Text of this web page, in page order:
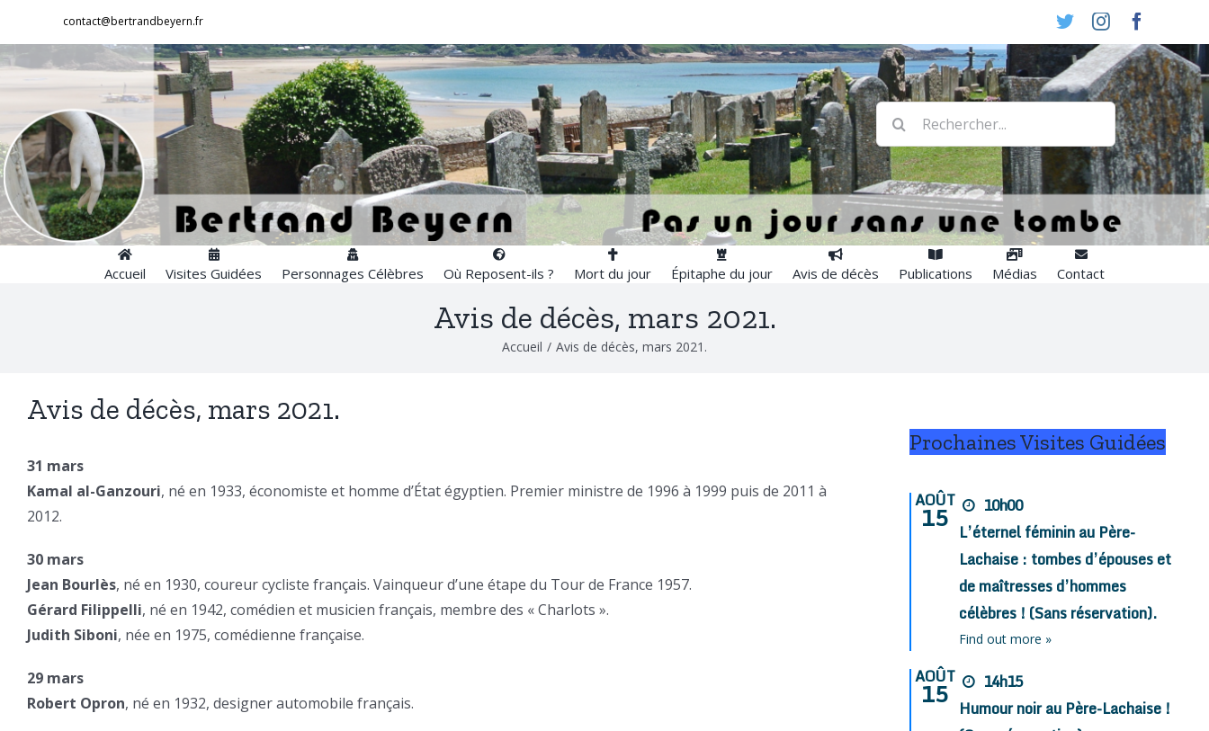
contenu
contact@bertrandbeyern.fr TwitterInstagram
Rechercher:
Accueil Visites Guidées Personnages Célèbres Où Reposent-ils ? Mort du jour Épitaphe du jour Avis de décès Publications Médias Contact
Avis de décès, mars 2021.
Accueil / Avis de décès, mars 2021.
Avis de décès, mars 2021.
31 mars
Kamal al-Ganzouri, né en 1933, économiste et homme d’État égyptien. Premier ministre de 1996 à 1999 puis de 2011 à
2012.
30 mars
Jean Bourlès, né en 1930, coureur cycliste français. Vainqueur d’une étape du Tour de France 1957.
Gérard Filippelli, né en 1942, comédien et musicien français, membre des « Charlots ».
Judith Siboni, née en 1975, comédienne française.
29 mars
Robert Opron, né en 1932, designer automobile français.
Prochaines Visites Guidées
AOÛT
15
10h00
L’éternel féminin au Père-
Lachaise : tombes d’épouses et
de maîtresses d’hommes
célèbres ! (Sans réservation).
Find out more »
AOÛT
15
14h15
Humour noir au Père-Lachaise !